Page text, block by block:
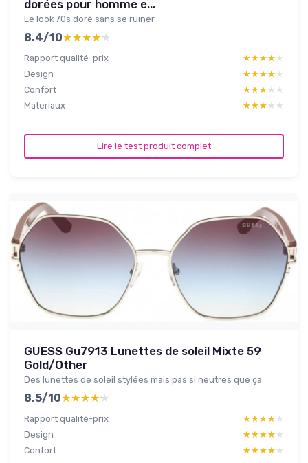
dorées pour homme e...
Le look 70s doré sans se ruiner
8.4/10★★★★★
★★★★★
Rapport qualité-prix ★★★★★
★★★★★
Design
★★★★★
★★★★★
Confort
★★★★★
★★★★★
Materiaux
★★★★★
★★★★★
Lire le test produit complet
GUESS Gu7913 Lunettes de soleil Mixte 59
Gold/Other
Des lunettes de soleil stylées mais pas si neutres que ça
8.5/10★★★★★
★★★★★
Rapport qualité-prix ★★★★★
★★★★★
Design
★★★★★
★★★★★
Confort
★★★★★
★★★★★